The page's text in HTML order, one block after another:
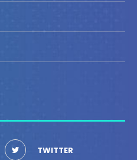
TWITTER